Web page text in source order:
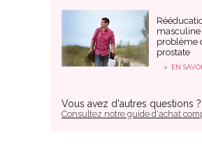
masculine
problème
prostate
EN
Vous avez d'autres questions ?
Consultez notre guide d'achat